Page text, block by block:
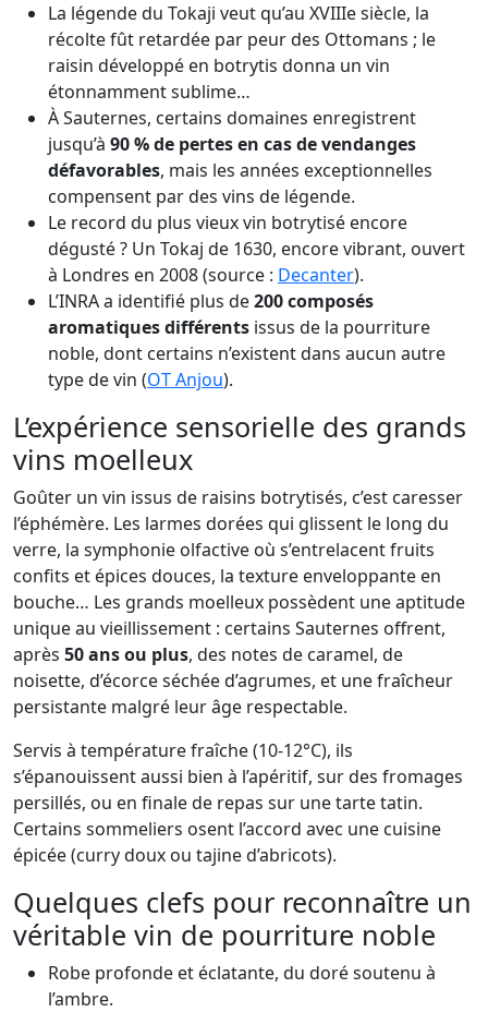
La légende du Tokaji veut qu’au XVIIIe siècle, la
récolte fût retardée par peur des Ottomans ; le
raisin développé en botrytis donna un vin
étonnamment sublime…
À Sauternes, certains domaines enregistrent
jusqu’à 90 % de pertes en cas de vendanges
défavorables, mais les années exceptionnelles
compensent par des vins de légende.
Le record du plus vieux vin botrytisé encore
dégusté ? Un Tokaj de 1630, encore vibrant, ouvert
à Londres en 2008 (source : Decanter).
L’INRA a identifié plus de200 composés
aromatiques différents issus de la pourriture
noble, dont certains n’existent dans aucun autre
type de vin (OT Anjou).
L’expérience sensorielle des grands
vins moelleux
Goûter un vin issus de raisins botrytisés, c’est caresser
l’éphémère. Les larmes dorées qui glissent le long du
verre, la symphonie olfactive où s’entrelacent fruits
confits et épices douces, la texture enveloppante en
bouche… Les grands moelleux possèdent une aptitude
unique au vieillissement : certains Sauternes offrent,
après 50 ans ou plus, des notes de caramel, de
noisette, d’écorce séchée d’agrumes, et une fraîcheur
persistante malgré leur âge respectable.
Servis à température fraîche (10-12°C), ils
s’épanouissent aussi bien à l’apéritif, sur des fromages
persillés, ou en finale de repas sur une tarte tatin.
Certains sommeliers osent l’accord avec une cuisine
épicée (curry doux ou tajine d’abricots).
Quelques clefs pour reconnaître un
véritable vin de pourriture noble
Robe profonde et éclatante, du doré soutenu à
l’ambre.